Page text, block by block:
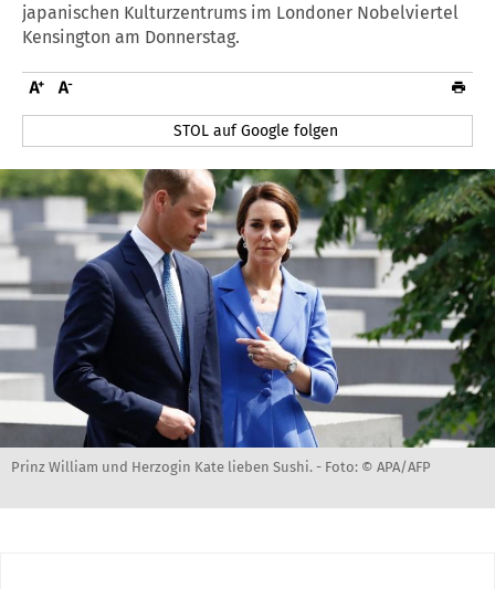
japanischen Kulturzentrums im Londoner Nobelviertel
Kensington am Donnerstag.
STOL auf Google folgen
Prinz William und Herzogin Kate lieben Sushi. - Foto: © APA/AFP